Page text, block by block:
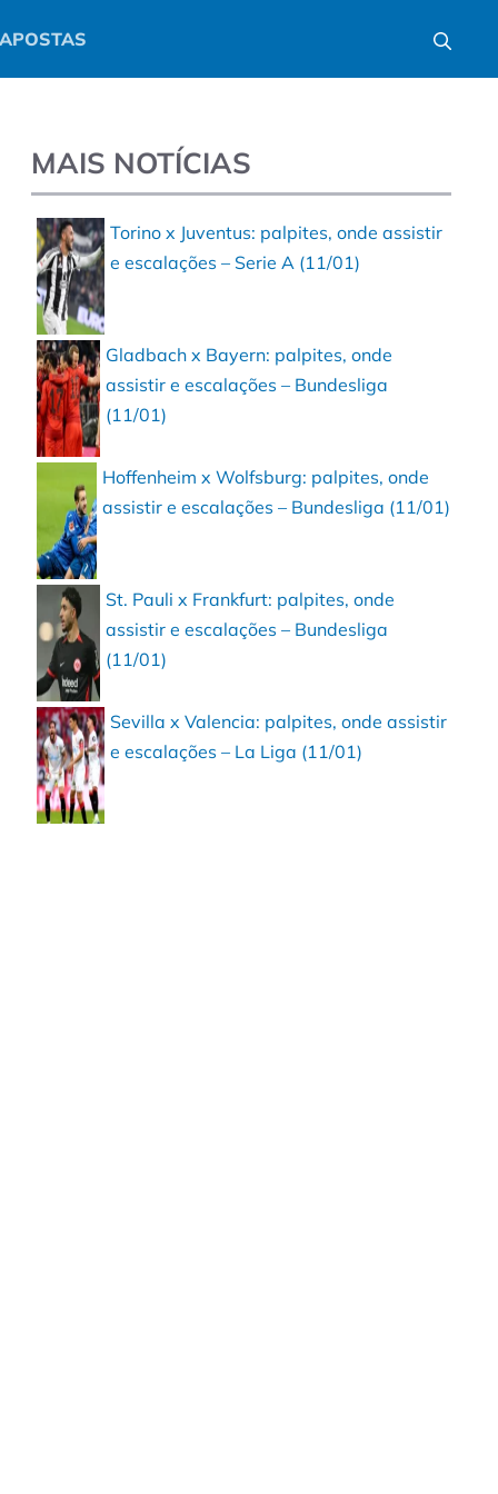
MAIS NOTÍCIAS
Torino x Juventus: palpites, onde assistir
e escalações – Serie A (11/01)
Gladbach x Bayern: palpites, onde
assistir e escalações – Bundesliga
(11/01)
Hoffenheim x Wolfsburg: palpites, onde
assistir e escalações – Bundesliga (11/01)
St. Pauli x Frankfurt: palpites, onde
assistir e escalações – Bundesliga
(11/01)
Sevilla x Valencia: palpites, onde assistir
e escalações – La Liga (11/01)